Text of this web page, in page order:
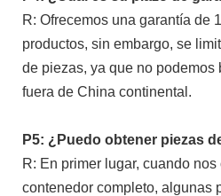
R: Ofrecemos una garantía de
productos, sin embargo, se
de piezas, ya que no podemos
fuera de China continental.
P5: ¿Puedo obtener piezas
R: En primer lugar, cuando
contenedor completo, algunas